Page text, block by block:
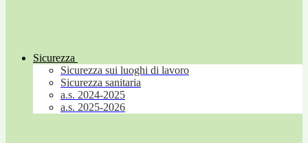
Sicurezza
Sicurezza sui luoghi di lavoro
Sicurezza sanitaria
a.s. 2024-2025
a.s. 2025-2026